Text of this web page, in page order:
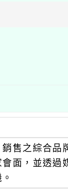
售之綜合品
面，並透過